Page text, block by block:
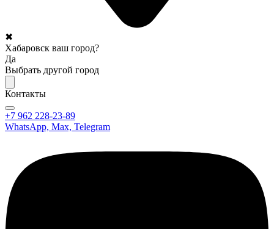
✖
Хабаровск ваш город?
Да
Выбрать другой город
Контакты
+7 962 228-23-89
WhatsApp, Max, Telegram